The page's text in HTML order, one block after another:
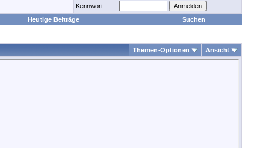
Kennwort
Heutige Beiträge
Suchen
Themen-Optionen Ansicht